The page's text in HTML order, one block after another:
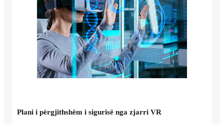
Plani i përgjithshëm i sigurisë nga zjarri VR